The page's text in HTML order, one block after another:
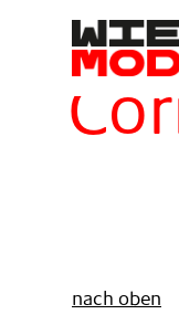
springenFilter
nach oben